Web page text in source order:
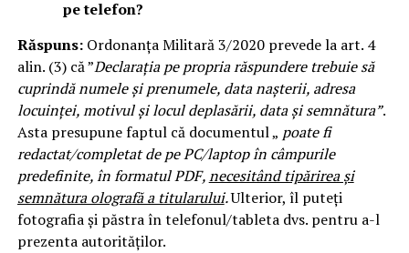
pe telefon?
Răspuns:Ordonanța Militară 3/2020 prevede la art. 4
alin. (3) că ”Declarația pe propria răspundere trebuie să
cuprindă numele și prenumele, data nașterii, adresa
locuinței, motivul și locul deplasării, data și semnătura”.
Asta presupune faptul că documentul „ poate fi
redactat/completat de pe PC/laptop în câmpurile
predefinite, în formatul PDF,necesitând tipărirea și
semnătura olografă a titularului.Ulterior, îl puteți
fotografia și păstra în telefonul/tableta dvs. pentru a-l
prezenta autorităților.